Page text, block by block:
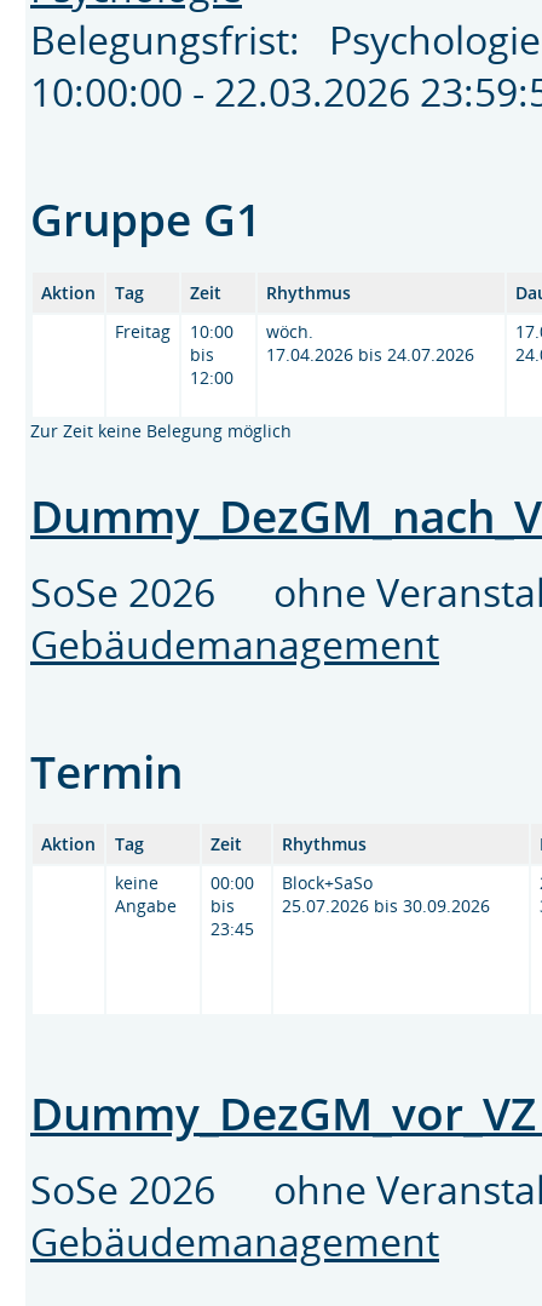
Belegungsfrist:
10:00:00 - 22.03.2026
Gruppe G1
Aktion Tag Zeit Rhythmus
Freitag
10:00
bis
12:00
wöch.
17.04.2026 bis 24.07.2026
Zur Zeit keine Belegung möglich
SoSe 2026 ohne
Gebäudemanagement
Termin
Aktion Tag Zeit Rhythmus
keine
Angabe
00:00
bis
23:45
Block+SaSo
25.07.2026 bis 30.09.2026
SoSe 2026 ohne
Gebäudemanagement